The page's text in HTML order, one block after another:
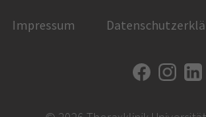
Impressum